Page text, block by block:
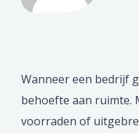
Wanneer een bedrijf
behoefte aan ruimte.
voorraden of